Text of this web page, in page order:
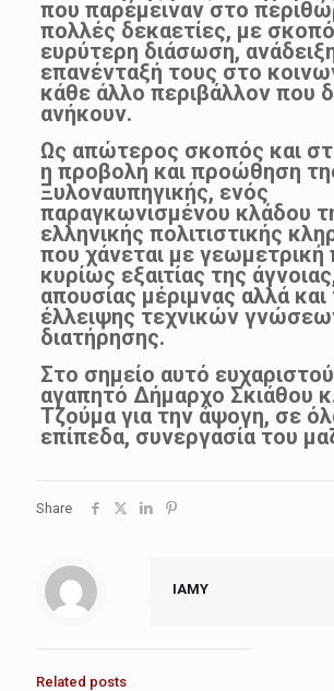
που παρέμειναν στο
πολλές δεκαετίες, με
ευρύτερη διάσωση,
επανένταξή τους στο
κάθε άλλο περιβάλλον που
ανήκουν.
Ως απώτερος σκοπός και
η προβολή και προώθηση
Ξυλοναυπηγικής, ενός
παραγκωνισμένου κλάδου
ελληνικής πολιτιστικής
που χάνεται με
κυρίως εξαιτίας της
απουσίας μέριμνας αλλά και
έλλειψης τεχνικών
διατήρησης.
Στο σημείο αυτό
αγαπητό Δήμαρχο Σκιάθου
Τζούμα για την άψογη, σε
επίπεδα, συνεργασία του
Share
IAMY
Related posts